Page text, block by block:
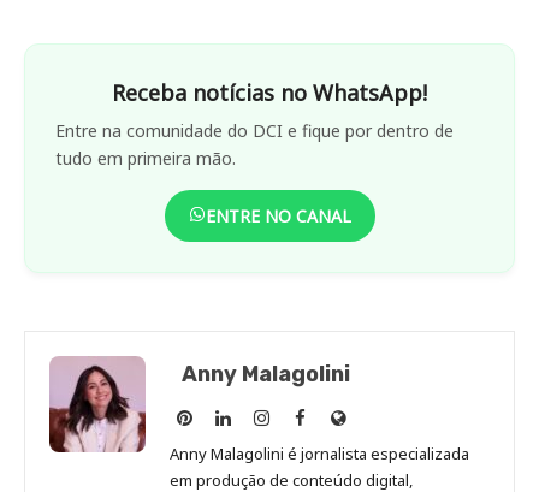
Receba notícias no WhatsApp!
Entre na comunidade do DCI e fique por dentro de
tudo em primeira mão.
ENTRE NO CANAL
Anny Malagolini
Anny
Malagolini
no
Anny
Malagolini
no
Anny
Malagolini
no
Anny
Malagolini
no
Site
de
Anny
Anny Malagolini é jornalista especializada
em produção de conteúdo digital,